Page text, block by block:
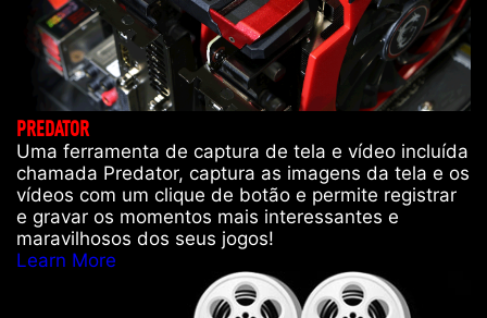
PREDATOR
Uma ferramenta de captura de tela e vídeo incluída
chamada Predator, captura as imagens da tela e os
vídeos com um clique de botão e permite registrar
e gravar os momentos mais interessantes e
maravilhosos dos seus jogos!
Learn More